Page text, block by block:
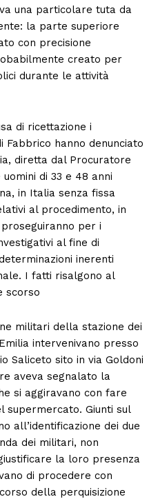
una particolare tuta da
la parte superiore
con precisione
creato per
durante le attività
di ricettazione i
Fabbrico hanno denunciato
diretta dal Procuratore
di 33 e 48 anni
in Italia senza fissa
al procedimento, in
per i
al fine di
inerenti
I fatti risalgono al
scorso
militari della stazione dei
intervenivano presso
Saliceto sito in via Goldoni
aveva segnalato la
si aggiravano con fare
supermercato. Giunti sul
all’identificazione dei due
dei militari, non
la loro presenza
di procedere con
della perquisizione